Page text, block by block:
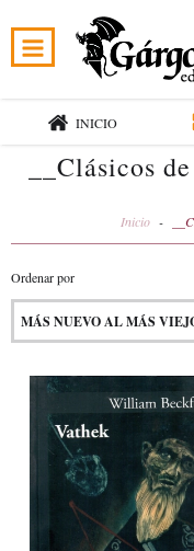
INICIO
__Clásicos
Inicio -
Ordenar por